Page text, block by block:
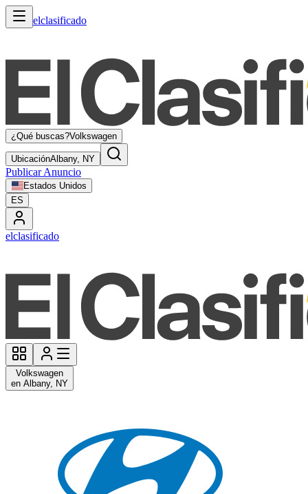
elclasificado
¿Qué buscas?Volkswagen
UbicaciónAlbany, NY
Publicar Anuncio
Estados Unidos
ES
elclasificado
Volkswagen
en Albany, NY